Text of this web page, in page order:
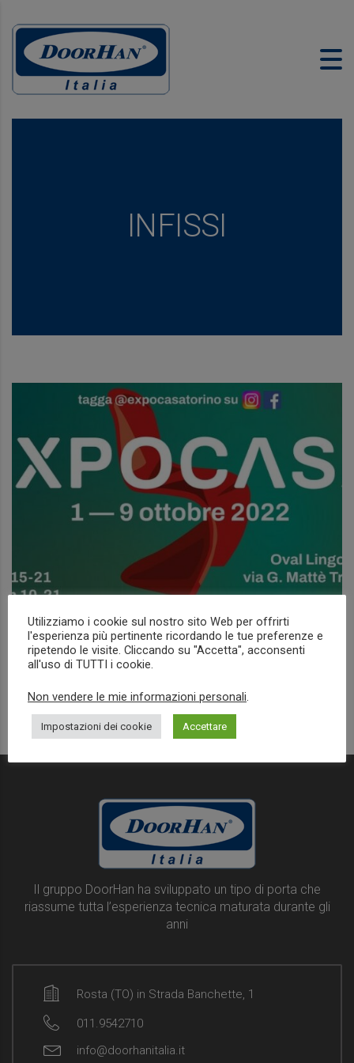
INFISSI
EXPOCASA 2022
Read more
Il gruppo DoorHan ha sviluppato un tipo di porta che
riassume tutta l’esperienza tecnica maturata durante gli
anni
Rosta (TO) in Strada Banchette, 1
011.9542710
info@doorhanitalia.it
Utilizziamo i cookie sul nostro sito Web per offrirti
l'esperienza più pertinente ricordando le tue preferenze e
ripetendo le visite. Cliccando su "Accetta", acconsenti
all'uso di TUTTI i cookie.
Non vendere le mie informazioni personali
Impostazioni dei cookie Accettare